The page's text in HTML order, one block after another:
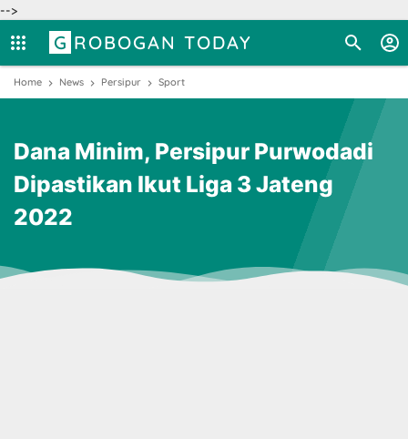
-->
GROBOGAN TODAY
Home News Persipur Sport
Dana Minim, Persipur Purwodadi
Dipastikan Ikut Liga 3 Jateng
2022